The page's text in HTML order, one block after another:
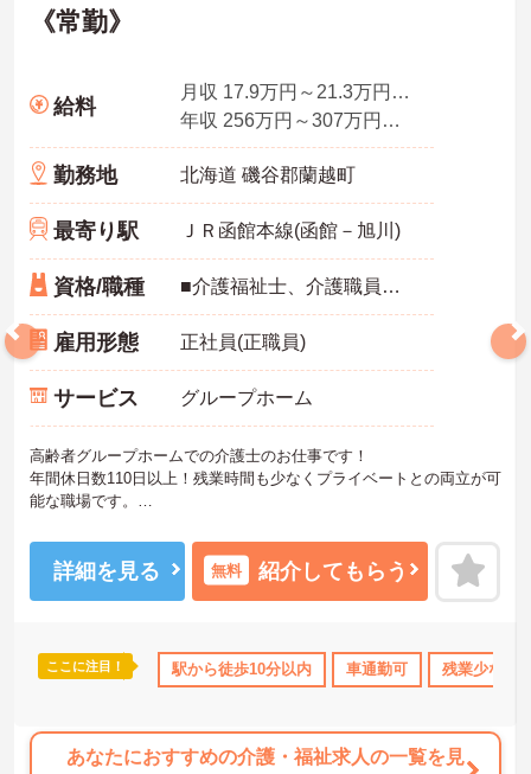
年間休日110日以上 社会保険完備 交通費支給 退職金制
《常勤》
給料
月収 17.9万円～21.3万円程度（夜勤・遅出手当各6～7回分手当含む諸手当込）
年収 256万円～307万円程度（賞与3.0ヵ月の場合）
勤務地 北海道 磯谷郡蘭越町
最寄り駅 ＪＲ函館本線(函館－旭川)
資格/職種 ■介護福祉士、介護職員実務者研修、介護職員初任者研修、ホームヘルパー1級、ホームヘルパー2級いずれかの資格をお持ちの方 ※無資格・未経験応相談
雇用形態 正社員(正職員)
サービス グループホーム
高齢者グループホームでの介護士のお仕事です！
年間休日数110日以上！残業時間も少なくプライベートとの両立が可
能な職場です。
すのでお気軽にご相談ください。
詳細を見る 無料 紹介してもらう
ここに注目！ 駅から徒歩10分以内 車通勤可 残業少なめ
あなたにおすすめの介護・福祉求人の一覧を見